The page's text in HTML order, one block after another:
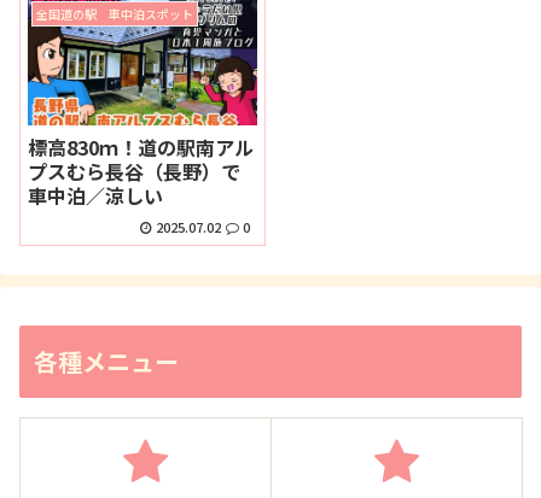
全国道の駅 車中泊スポット
標高830ｍ！道の駅南アル
プスむら長谷（長野）で
車中泊／涼しい
2025.07.02 0
各種メニュー